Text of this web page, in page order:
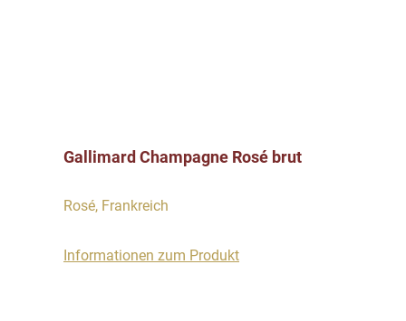
Gallimard Champagne Rosé brut
Rosé, Frankreich
Informationen zum Produkt